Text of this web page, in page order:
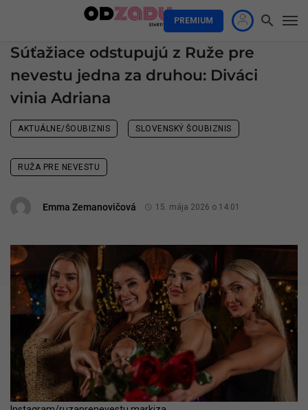
PREMIUM
Súťažiace odstupujú z Ruže pre
nevestu jedna za druhou: Diváci
vinia Adriana
AKTUÁLNE/ŠOUBIZNIS SLOVENSKÝ ŠOUBIZNIS
RUŽA PRE NEVESTU
Emma Zemanovičová 15. mája 2026 o 14:01